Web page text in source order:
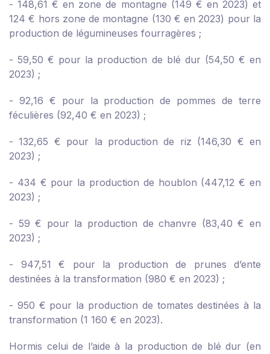
- 148,61 € en zone de montagne (149 € en 2023) et
124 € hors zone de montagne (130 € en 2023) pour la
production de légumineuses fourragères ;
- 59,50 € pour la production de blé dur (54,50 € en
2023) ;
- 92,16 € pour la production de pommes de terre
féculières (92,40 € en 2023) ;
- 132,65 € pour la production de riz (146,30 € en
2023) ;
- 434 € pour la production de houblon (447,12 € en
2023) ;
- 59 € pour la production de chanvre (83,40 € en
2023) ;
- 947,51 € pour la production de prunes d’ente
destinées à la transformation (980 € en 2023) ;
- 950 € pour la production de tomates destinées à la
transformation (1 160 € en 2023).
Hormis celui de l’aide à la production de blé dur (en